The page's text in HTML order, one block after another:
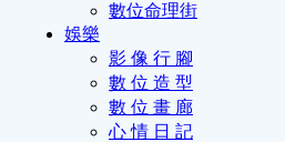
數位命理街
娛樂
影 像 行 腳
數 位 造 型
數 位 畫 廊
心 情 日 記